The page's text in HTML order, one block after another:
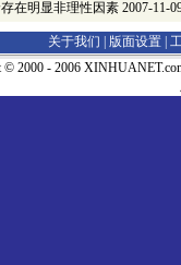
在明显非理性因素 2007-11-
关于我们 | 版面设置
© 2000 - 2006